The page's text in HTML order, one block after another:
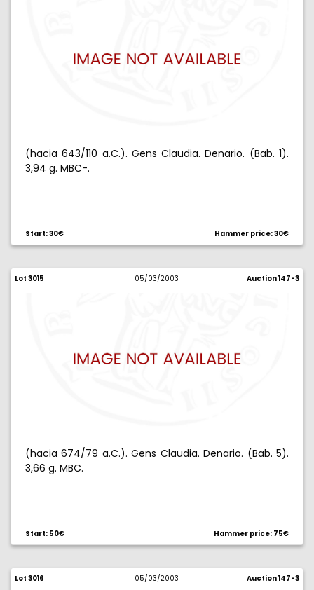
(hacia 643/110 a.C.). Gens Claudia. Denario. (Bab. 1).
3,94 g. MBC-.
Start: 30€ Hammer price: 30€
Lot 3015 05/03/2003 Auction 147-3
(hacia 674/79 a.C.). Gens Claudia. Denario. (Bab. 5).
3,66 g. MBC.
Start: 50€ Hammer price: 75€
Lot 3016 05/03/2003 Auction 147-3